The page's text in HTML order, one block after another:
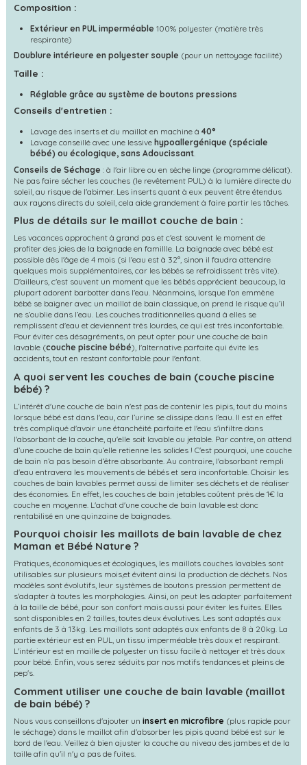
Composition :
Extérieur en PUL imperméable 100% polyester (matière très
respirante)
Doublure intérieure en polyester souple (pour un nettoyage facilité)
Taille :
Réglable grâce au système de boutons pressions
Conseils d'entretien :
Lavage des inserts et du maillot en machine à 40°
Lavage conseillé avec une lessive hypoallergénique (spéciale
bébé) ou écologique, sans Adoucissant.
Conseils de Séchage : à l'air libre ou en sèche linge (programme délicat).
Ne pas faire sécher les couches (le revêtement PUL) à la lumière directe du
soleil, au risque de l'abimer. Les inserts quant à eux peuvent être étendus
aux rayons directs du soleil, cela aide grandement à faire partir les tâches.
Plus de détails sur le maillot couche de bain :
Les vacances approchent à grand pas et c'est souvent le moment de
profiter des joies de la baignade en famillle. La baignade avec bébé est
possible dès l'âge de 4 mois (si l'eau est à 32°, sinon il faudra attendre
quelques mois supplémentaires, car les bébés se refroidissent très vite).
D'ailleurs, c'est souvent un moment que les bébés apprécient beaucoup, la
plupart adorent barbotter dans l'eau. Néanmoins, lorsque l'on emmène
bébé se baigner avec un maillot de bain classique, on prend le risque qu’il
ne s’oublie dans l’eau. Les couches traditionnelles quand à elles se
remplissent d'eau et deviennent très lourdes, ce qui est très inconfortable.
Pour éviter ces désagréments, on peut opter pour une couche de bain
lavable (couche piscine bébé), l'alternative parfaite qui évite les
accidents, tout en restant confortable pour l'enfant.
A quoi servent les couches de bain (couche piscine
bébé) ?
L’intérêt d'une couche de bain n'est pas de contenir les pipis, tout du moins
lorsque bébé est dans l'eau, car l’urine se dissipe dans l’eau. Il est en effet
très compliqué d'avoir une étanchéité parfaite et l'eau s'infiltre dans
l'absorbant de la couche, qu'elle soit lavable ou jetable. Par contre, on attend
d’une couche de bain qu’elle retienne les solides ! C'est pourquoi, une couche
de bain n’a pas besoin d’être absorbante. Au contraire, l'absorbant rempli
d'eau entravera les mouvements de bébés et sera inconfortable. Choisir les
couches de bain lavables permet aussi de limiter ses déchets et de réaliser
des économies. En effet, les couches de bain jetables coûtent près de 1€ la
couche en moyenne. L'achat d'une couche de bain lavable est donc
rentabilisé en une quinzaine de baignades.
Pourquoi choisir les maillots de bain lavable de chez
Maman et Bébé Nature ?
Pratiques, économiques et écologiques, les maillots couches lavables sont
utilisables sur plusieurs mois,et évitent ainsi la production de déchets. Nos
modèles sont évolutifs, leur systèmes de boutons pression permettent de
s'adapter à toutes les morphologies. Ainsi, on peut les adapter parfaitement
à la taille de bébé, pour son confort mais aussi pour éviter les fuites. Elles
sont disponibles en 2 tailles, toutes deux évolutives. Les sont adaptés aux
enfants de 3 à 13kg. Les maillots sont adaptés aux enfants de 8 à 20kg. La
partie extérieur est en PUL, un tissu imperméable très doux et respirant.
L'intérieur est en maille de polyester un tissu facile à nettoyer et très doux
pour bébé. Enfin, vous serez séduits par nos motifs tendances et pleins de
pep's.
Comment utiliser une couche de bain lavable (maillot
de bain bébé) ?
Nous vous conseillons d'ajouter un insert en microfibre (plus rapide pour
le séchage) dans le maillot afin d'absorber les pipis quand bébé est sur le
bord de l'eau. Veillez à bien ajuster la couche au niveau des jambes et de la
taille afin qu'il n'y a pas de fuites.